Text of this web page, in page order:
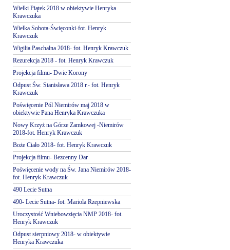
Wielki Piątek 2018 w obiektywie Henryka
Krawczuka
Wielka Sobota-Święconki-fot. Henryk
Krawczuk
Wigilia Paschalna 2018- fot. Henryk Krawczuk
Rezurekcja 2018 - fot. Henryk Krawczuk
Projekcja filmu- Dwie Korony
Odpust Św. Stanisława 2018 r.- fot. Henryk
Krawczuk
Poświęcenie Pól Niemirów maj 2018 w
obiektywie Pana Henryka Krawczuka
Nowy Krzyż na Górze Zamkowej -Niemirów
2018-fot. Henryk Krawczuk
Boże Ciało 2018- fot. Henryk Krawczuk
Projekcja filmu- Bezcenny Dar
Poświęcenie wody na Św. Jana Niemirów 2018-
fot. Henryk Krawczuk
490 Lecie Sutna
490- Lecie Sutna- fot. Mariola Rzepniewska
Uroczystość Wniebowzięcia NMP 2018- fot.
Henryk Krawczuk
Odpust sierpniowy 2018- w obiektywie
Henryka Krawczuka